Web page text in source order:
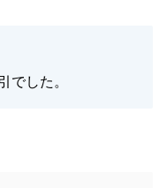
でした。